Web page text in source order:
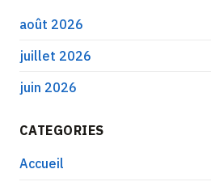
août 2026
juillet 2026
juin 2026
CATEGORIES
Accueil